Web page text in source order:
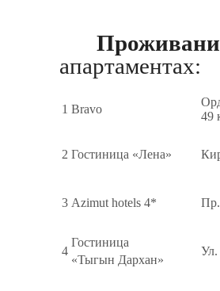
апартаментах:
1 Bravo
49
2 Гостиница «Лена»
3 Azimut hotels 4*
4
Гостиница
«Тыгын Дархан»